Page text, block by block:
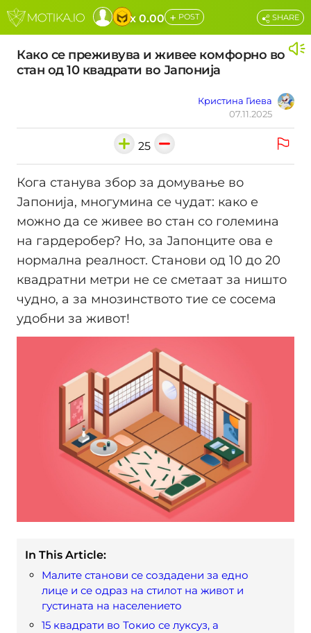
x 0.00 + POST
Како се преживува и живее комфорно во
стан од 10 квадрати во Јапонија
Кристина Гиева
07.11.2025
SHARE
25
Кога станува збор за домување во
Јапонија, многумина се чудат: како е
можно да се живее во стан со големина
на гардеробер? Но, за Јапонците ова е
нормална реалност. Станови од 10 до 20
квадратни метри не се сметаат за ништо
чудно, а за мнозинството тие се сосема
удобни за живот!
In This Article:
Малите станови се создадени за едно
лице и се одраз на стилот на живот и
густината на населението
15 квадрати во Токио се луксуз, а